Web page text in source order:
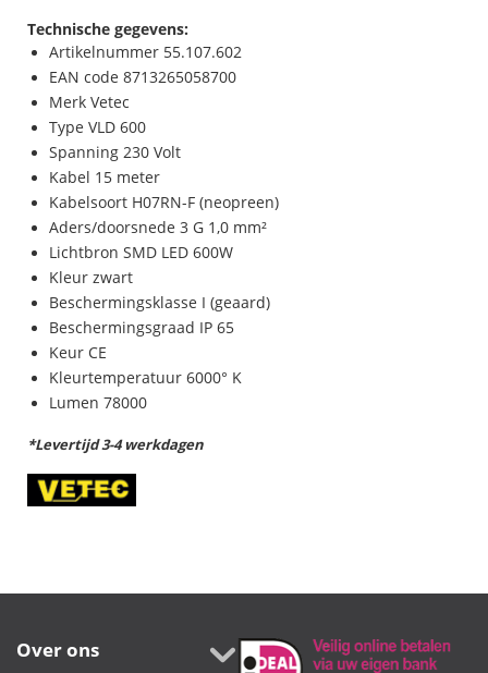
Technische gegevens:
Artikelnummer 55.107.602
EAN code 8713265058700
Merk Vetec
Type VLD 600
Spanning 230 Volt
Kabel 15 meter
Kabelsoort H07RN-F (neopreen)
Aders/doorsnede 3 G 1,0 mm²
Lichtbron SMD LED 600W
Kleur zwart
Beschermingsklasse I (geaard)
Beschermingsgraad IP 65
Keur CE
Kleurtemperatuur 6000° K
Lumen 78000
*Levertijd 3-4 werkdagen
Over ons